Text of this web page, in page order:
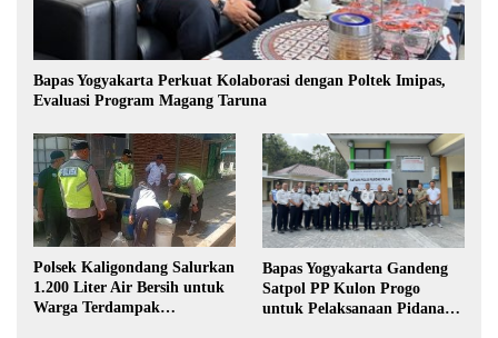
Bapas Yogyakarta Perkuat Kolaborasi dengan Poltek Imipas,
Evaluasi Program Magang Taruna
Polsek Kaligondang Salurkan
1.200 Liter Air Bersih untuk
Warga Terdampak
Bapas Yogyakarta Gandeng
Satpol PP Kulon Progo
untuk Pelaksanaan Pidana